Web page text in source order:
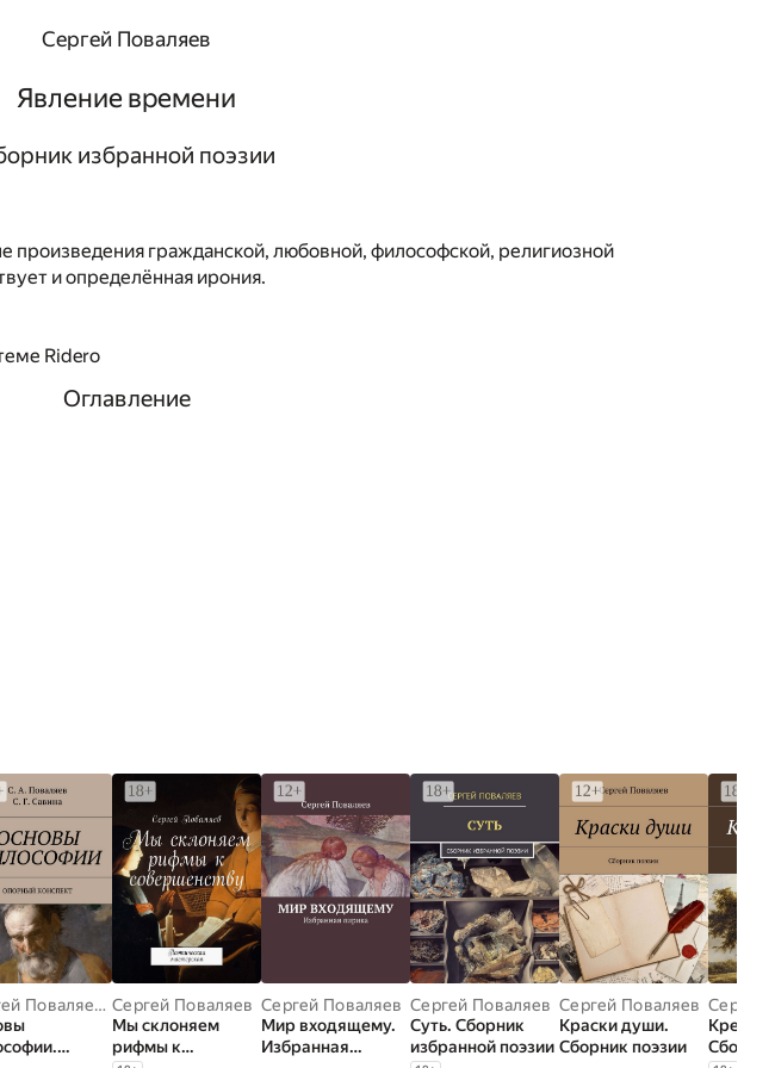
Сергей Поваляев
Явление времени
избранной поэзии
произведения гражданской, любовной, философской, религиозной
и определённая ирония.
Ridero
Оглавление
Сергей Поваляев, Светлана Савина
Сергей Поваляев
Мы склоняем
рифмы к
Сергей Поваляев
Мир входящему.
Избранная
Сергей Поваляев
Суть. Сборник
избранной поэзии
Сергей Поваляев
Краски души.
Сборник поэзии
Сергей